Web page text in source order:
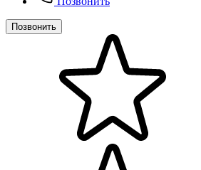
Позвонить